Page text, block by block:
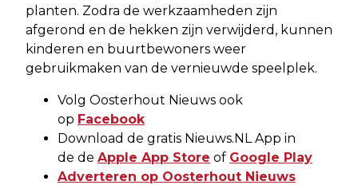
planten. Zodra de werkzaamheden zijn
afgerond en de hekken zijn verwijderd, kunnen
kinderen en buurtbewoners weer
gebruikmaken van de vernieuwde speelplek.
Volg Oosterhout Nieuws ook
op Facebook
Download de gratis Nieuws.NL App in
de de Apple App Store of Google Play
Adverteren op Oosterhout Nieuws